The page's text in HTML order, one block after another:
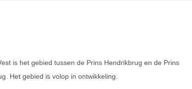
is het gebied tussen de Prins Hendrikbrug en de Prins
Het gebied is volop in ontwikkeling.